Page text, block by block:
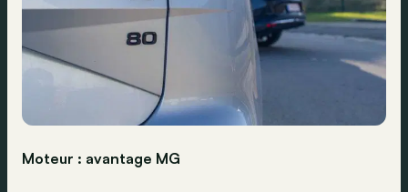
Moteur : avantage MG